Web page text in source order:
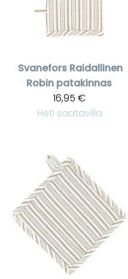
Svanefors Raidallinen
Robin patakinnas
16,95 €
Heti saatavilla